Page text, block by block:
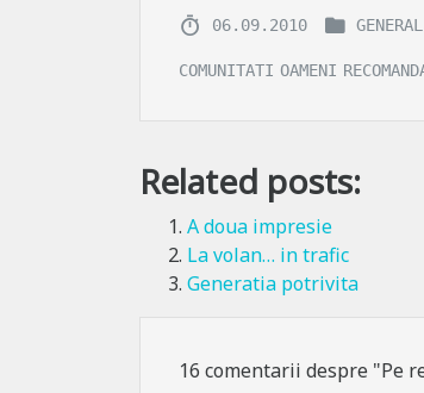
06.09.2010 GENERAL
COMUNITATI OAMENI
Related posts:
A doua impresie
La volan… in trafic
Generatia potrivita
16 comentarii despre "Pe